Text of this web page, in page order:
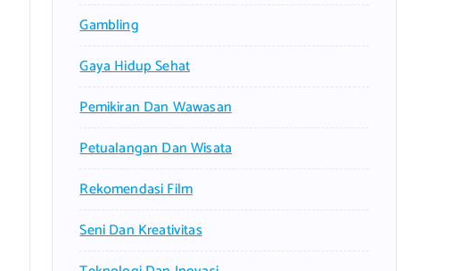
Gambling
Gaya Hidup Sehat
Pemikiran Dan Wawasan
Petualangan Dan Wisata
Rekomendasi Film
Seni Dan Kreativitas